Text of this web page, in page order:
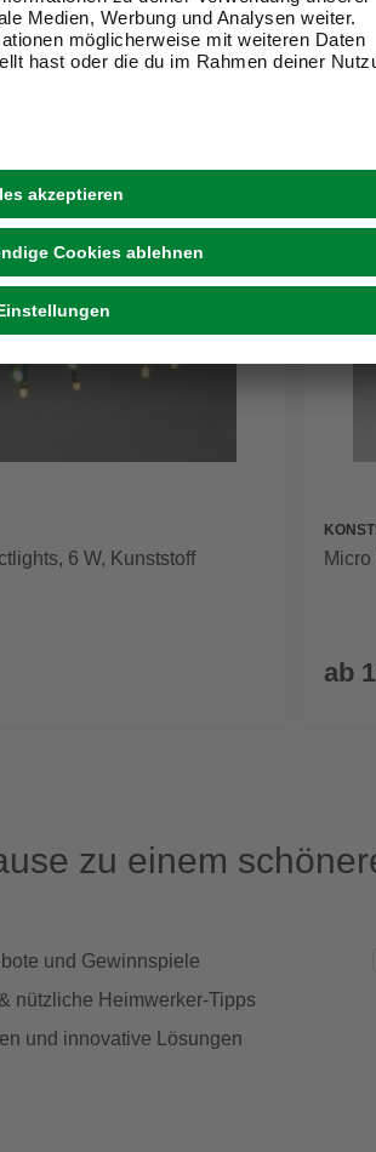
6 W, Kunststoff
ab
zu einem
und Gewinnspiele
nützliche Heimwerker-Tipps
und innovative Lösungen